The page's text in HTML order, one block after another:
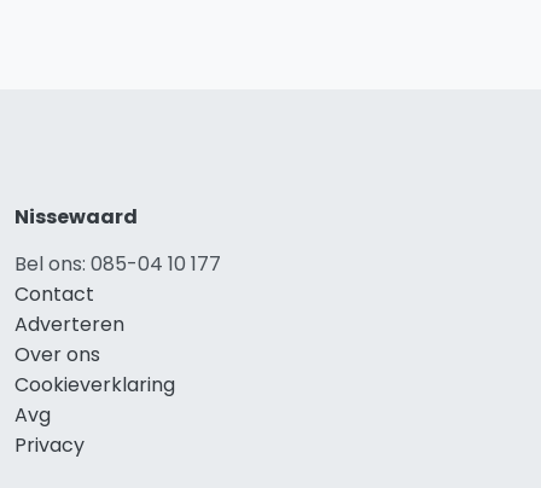
Nissewaard
Bel ons: 085-04 10 177
Contact
Adverteren
Over ons
Cookieverklaring
Avg
Privacy